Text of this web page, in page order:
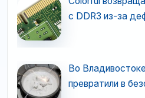
с DDR3 из-за
Во
превратили в